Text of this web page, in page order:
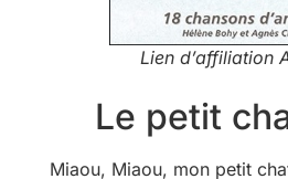
Lien d’affiliation
Le petit
Miaou, Miaou, mon petit